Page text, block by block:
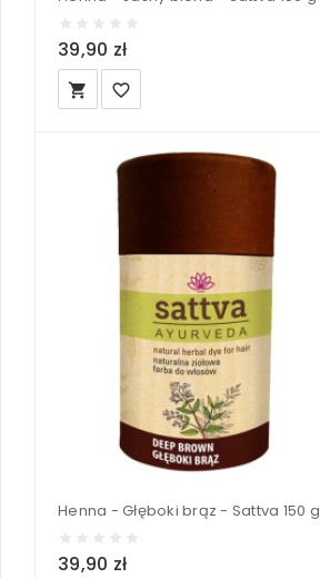
39,90 zł
local_grocery_store favorite_border
Henna - Głęboki brąz - Sattva 150 g
39,90 zł